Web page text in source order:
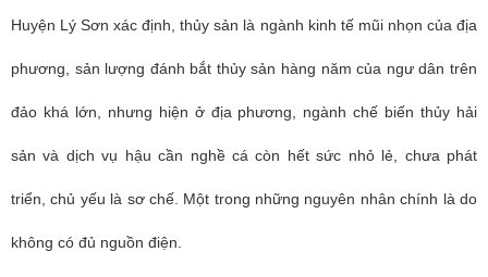
Huyện Lý Sơn xác định, thủy sản là ngành kinh tế mũi nhọn của địa
phương, sản lượng đánh bắt thủy sản hàng năm của ngư dân trên
đảo khá lớn, nhưng hiện ở địa phương, ngành chế biến thủy hải
sản và dịch vụ hậu cần nghề cá còn hết sức nhỏ lẻ, chưa phát
triển, chủ yếu là sơ chế. Một trong những nguyên nhân chính là do
không có đủ nguồn điện.